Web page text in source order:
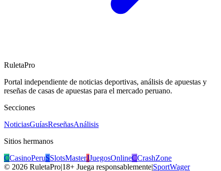
RuletaPro
Portal independiente de noticias deportivas, análisis de apuestas y
reseñas de casas de apuestas para el mercado peruano.
Secciones
NoticiasGuíasReseñasAnálisis
Sitios hermanos
CCasinoPeruSSlotsMasterJJuegosOnlineCCrashZone
© 2026 RuletaPro|18+ Juega responsablemente|SportWager